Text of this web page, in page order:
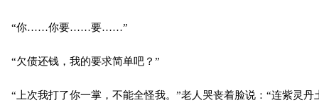
“你……你要……要……”
“欠债还钱，我的要求简单吧？”
“上次我打了你一掌，不能全怪我。”老人哭丧着脸说：“连紫灵